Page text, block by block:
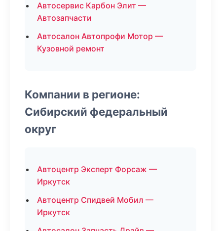
Автосервис Карбон Элит —
Автозапчасти
Автосалон Автопрофи Мотор —
Кузовной ремонт
Компании в регионе:
Сибирский федеральный
округ
Автоцентр Эксперт Форсаж —
Иркутск
Автоцентр Спидвей Мобил —
Иркутск